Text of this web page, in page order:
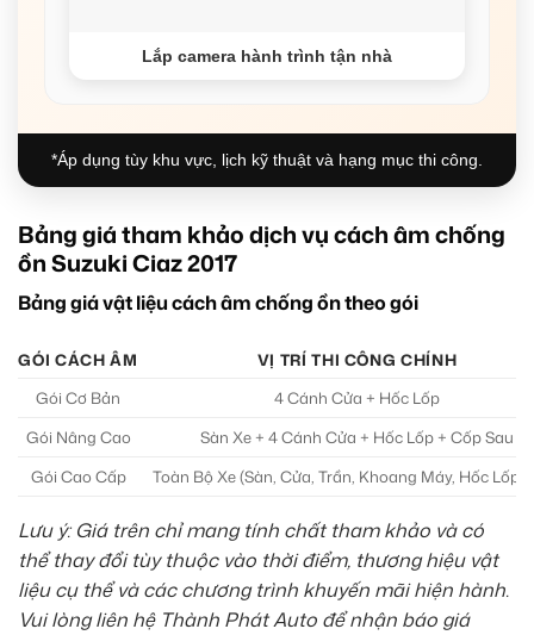
Lắp camera hành trình tận nhà
*Áp dụng tùy khu vực, lịch kỹ thuật và hạng mục thi công.
Bảng giá tham khảo dịch vụ cách âm chống
ồn Suzuki Ciaz 2017
Bảng giá vật liệu cách âm chống ồn theo gói
GÓI CÁCH ÂM
VỊ TRÍ THI CÔNG CHÍNH
Gói Cơ Bản
4 Cánh Cửa + Hốc Lốp
Gói Nâng Cao
Sàn Xe + 4 Cánh Cửa + Hốc Lốp + Cốp Sau
Gói Cao Cấp
Toàn Bộ Xe (Sàn, Cửa, Trần, Khoang Máy, Hốc Lốp,
Lưu ý: Giá trên chỉ mang tính chất tham khảo và có
thể thay đổi tùy thuộc vào thời điểm, thương hiệu vật
liệu cụ thể và các chương trình khuyến mãi hiện hành.
Vui lòng liên hệ Thành Phát Auto để nhận báo giá